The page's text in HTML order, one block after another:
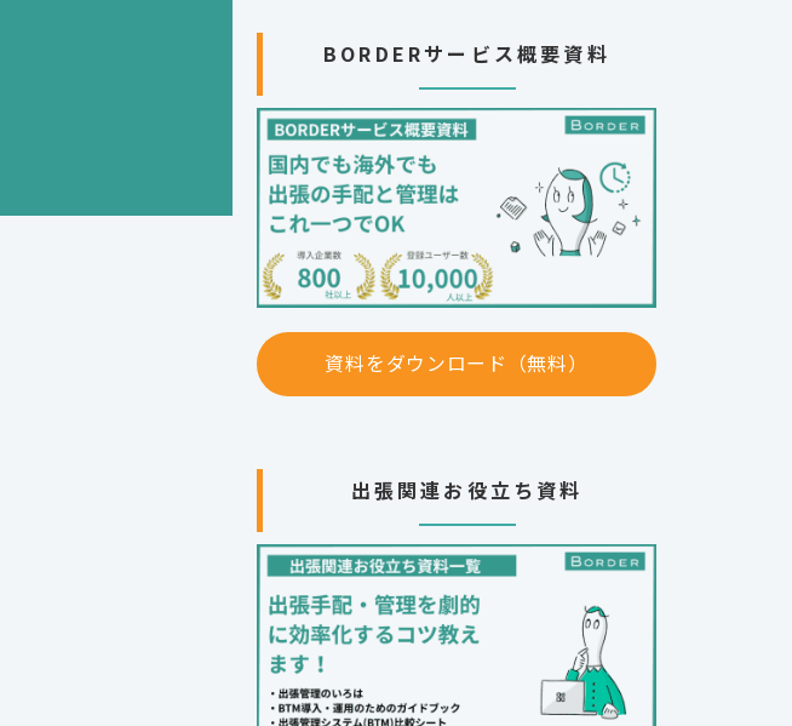
BORDERサービス概要資料
資料をダウンロード（無料）
出張関連お役立ち資料